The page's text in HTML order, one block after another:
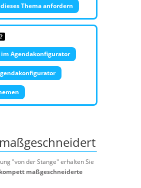
Thema anfordern
Agendakonfigurator
"von der Stange" erhalten Sie
maßgeschneiderte